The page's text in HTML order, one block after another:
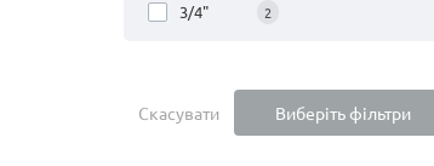
3/4" 2
Скасувати Виберіть фільтри